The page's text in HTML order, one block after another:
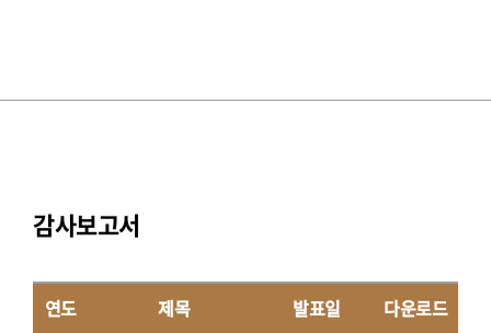
감사보고서
연도 제목 발표일 다운로드